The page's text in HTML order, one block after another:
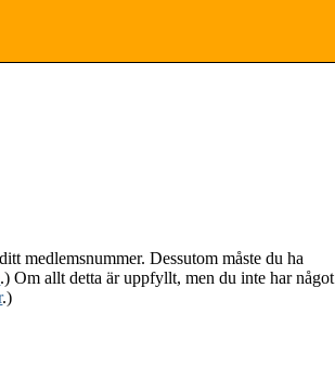
medlemsnummer. Dessutom måste du ha
.) Om allt detta är uppfyllt, men du inte har något
.)